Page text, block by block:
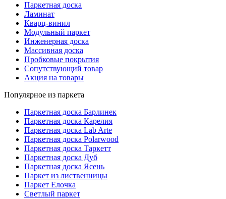
Паркетная доска
Ламинат
Кварц-винил
Модульный паркет
Инженерная доска
Массивная доска
Пробковые покрытия
Сопутствующий товар
Акция на товары
Популярное из паркета
Паркетная доска Барлинек
Паркетная доска Карелия
Паркетная доска Lab Arte
Паркетная доска Polarwood
Паркетная доска Таркетт
Паркетная доска Дуб
Паркетная доска Ясень
Паркет из лиственницы
Паркет Елочка
Светлый паркет